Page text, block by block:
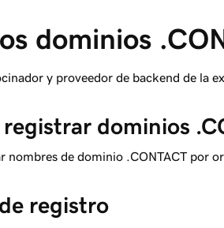
dominios
y proveedor de backend de la
dominios
nombres de dominio .CONTACT por
registro